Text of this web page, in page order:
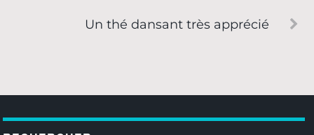
Un thé dansant très apprécié